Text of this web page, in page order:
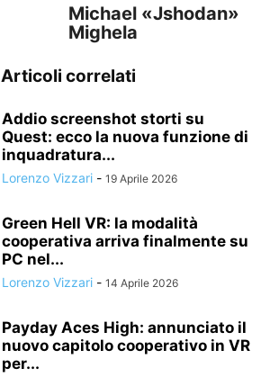
Michael «Jshodan»
Mighela
Articoli correlati
Addio screenshot storti su
Quest: ecco la nuova funzione di
inquadratura...
Lorenzo Vizzari - 19 Aprile 2026
Green Hell VR: la modalità
cooperativa arriva finalmente su
PC nel...
Lorenzo Vizzari - 14 Aprile 2026
Payday Aces High: annunciato il
nuovo capitolo cooperativo in VR
per...